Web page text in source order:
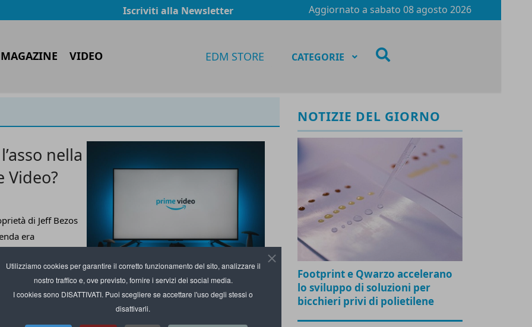
Utilizziamo cookies per garantire il corretto funzionamento del sito, analizzare il
nostro traffico e, ove previsto, fornire i servizi dei social media.
I cookies sono DISATTIVATI. Puoi scegliere se accettare l'uso degli stessi o
disattivarli.
Iscriviti alla Newsletter Aggiornato a sabato 08 agosto 2026
VIDEO EDM STORE CATEGORIE
nella
Video?
di Jeff Bezos
era
degli e-
Gli abbonati annuali ad Amazon nel 2023
ammontavano a 6,7 milioni, il 3,1% in più
NOTIZIE DEL GIORNO
Footprint e Qwarzo accelerano
lo sviluppo di soluzioni per
bicchieri privi di polietilene